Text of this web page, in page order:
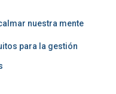
nuestra mente
para la gestión